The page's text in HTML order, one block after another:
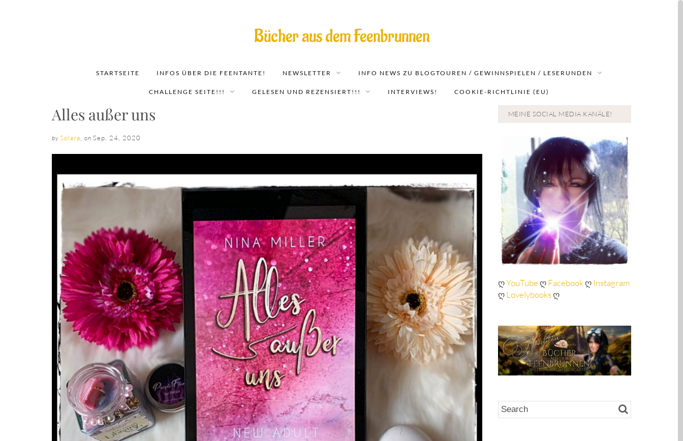
Bücher aus dem Feenbrunnen
STARTSEITE INFOS ÜBER DIE FEENTANTE! NEWSLETTER INFO NEWS ZU BLOGTOUREN / GEWINNSPIELEN / LESERUNDEN
CHALLENGE SEITE!!! GELESEN UND REZENSIERT!!! INTERVIEWS! COOKIE-RICHTLINIE (EU)
Alles außer uns
by Solara on Sep. 24, 2020
MEINE SOCIAL MEDIA KANÄLE!
ღYouTubeღFacebookღ Instagram
ღLovelybooksღ